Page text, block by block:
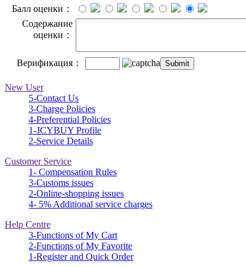
Балл оценки：
Содержание
оценки：
Верификация：
New User
5-Contact Us
3-Charge Policies
4-Preferential Policies
1-JCYBUY Profile
2-Service Details
Customer Service
1- Compensation Rules
3-Customs issues
2-Online-shopping issues
4- 5% Additional service charges
Help Centre
3-Functions of My Cart
2-Functions of My Favorite
1-Register and Quick Order